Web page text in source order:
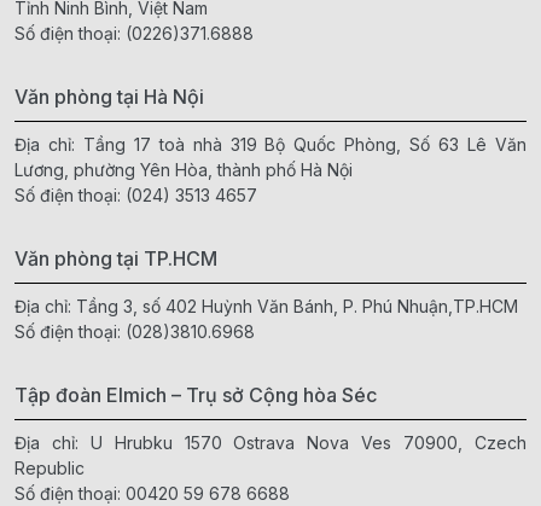
Tỉnh Ninh Bình, Việt Nam
Số điện thoại: (0226)371.6888
Văn phòng tại Hà Nội
Địa chỉ: Tầng 17 toà nhà 319 Bộ Quốc Phòng, Số 63 Lê Văn
Lương, phường Yên Hòa, thành phố Hà Nội
Số điện thoại: (024) 3513 4657
Văn phòng tại TP.HCM
Địa chỉ: Tầng 3, số 402 Huỳnh Văn Bánh, P. Phú Nhuận,TP.HCM
Số điện thoại: (028)3810.6968
Tập đoàn Elmich – Trụ sở Cộng hòa Séc
Địa chỉ: U Hrubku 1570 Ostrava Nova Ves 70900, Czech
Republic
Số điện thoại: 00420 59 678 6688